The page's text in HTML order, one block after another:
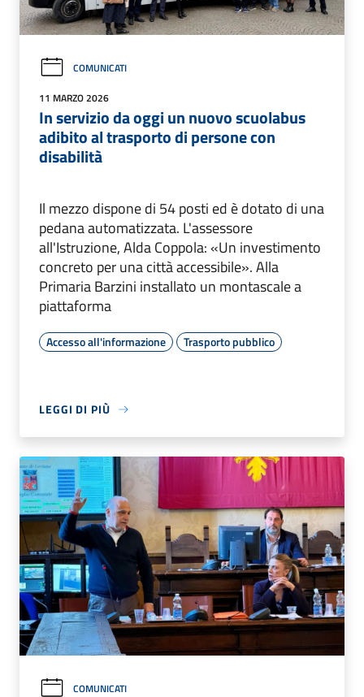
COMUNICATI
11 MARZO 2026
In servizio da oggi un nuovo scuolabus
adibito al trasporto di persone con
disabilità
Il mezzo dispone di 54 posti ed è dotato di una
pedana automatizzata. L'assessore
all'Istruzione, Alda Coppola: «Un investimento
concreto per una città accessibile». Alla
Primaria Barzini installato un montascale a
piattaforma
Accesso all'informazione Trasporto pubblico
LEGGI DI PIÙ
COMUNICATI